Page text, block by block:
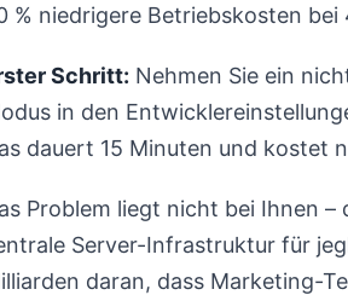
% niedrigere Betriebskosten
Schritt: Nehmen Sie ein
in den
dauert 15 Minuten und kostet
Problem liegt nicht bei Ihnen
Server-Infrastruktur für
daran, dass Marketing-